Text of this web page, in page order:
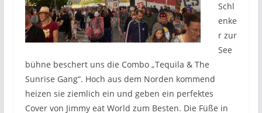
Schl
enke
r zur
See
bühne beschert uns die Combo „Tequila & The
Sunrise Gang“. Hoch aus dem Norden kommend
heizen sie ziemlich ein und geben ein perfektes
Cover von Jimmy eat World zum Besten. Die Füße in